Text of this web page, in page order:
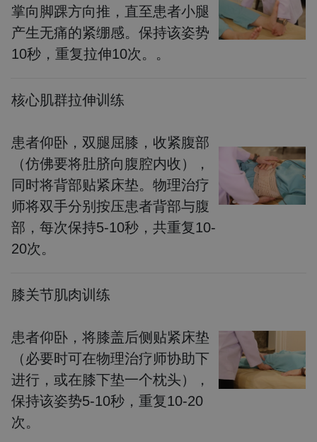
掌向脚踝方向推，直至患者小腿
产生无痛的紧绷感。保持该姿势
10秒，重复拉伸10次。。
核心肌群拉伸训练
患者仰卧，双腿屈膝，收紧腹部
（仿佛要将肚脐向腹腔内收），
同时将背部贴紧床垫。物理治疗
师将双手分别按压患者背部与腹
部，每次保持5-10秒，共重复10-
20次。
膝关节肌肉训练
患者仰卧，将膝盖后侧贴紧床垫
（必要时可在物理治疗师协助下
进行，或在膝下垫一个枕头），
保持该姿势5-10秒，重复10-20
次。